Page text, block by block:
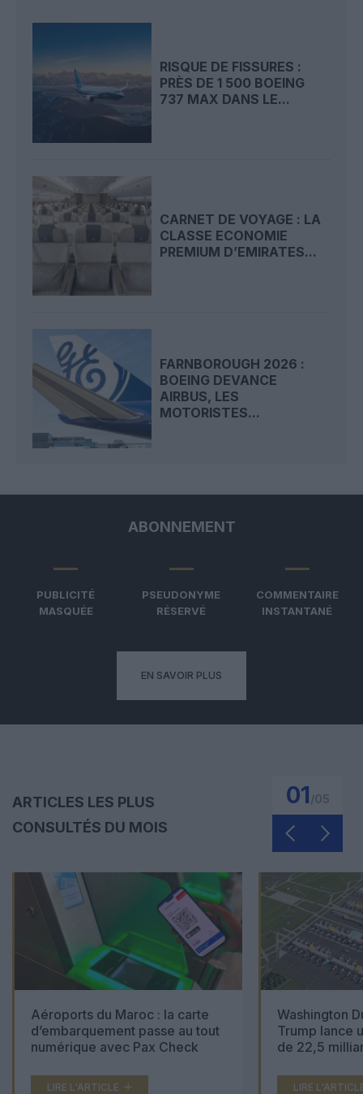
RISQUE DE FISSURES :
PRÈS DE 1 500 BOEING
737 MAX DANS LE...
CARNET DE VOYAGE : LA
CLASSE ECONOMIE
PREMIUM D’EMIRATES...
FARNBOROUGH 2026 :
BOEING DEVANCE
AIRBUS, LES
MOTORISTES...
ABONNEMENT
PUBLICITÉ
MASQUÉE
PSEUDONYME
RÉSERVÉ
COMMENTAIRE
INSTANTANÉ
EN SAVOIR PLUS
ARTICLES LES PLUS
CONSULTÉS DU MOIS
01
Aéroports du Maroc : la carte
d’embarquement passe au tout
numérique avec Pax Check
LIRE L'ARTICLE
Washington
Trump lance
de 22,5
LIRE